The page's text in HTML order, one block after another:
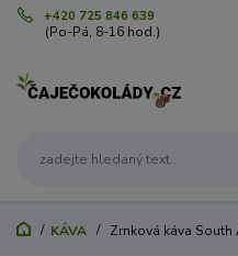
+420 725 846 639
(Po-Pá, 8-16 hod.)
KÁVA Zrnková káva